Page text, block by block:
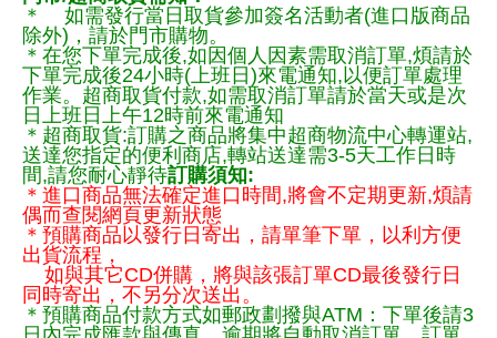
＊ 如需發行當日取貨參加簽名活動者(進口版商品
除外)，請於門市購物。
＊在您下單完成後,如因個人因素需取消訂單,煩請於
下單完成後24小時(上班日)來電通知,以便訂單處理
作業。超商取貨付款,如需取消訂單請於當天或是次
日上班日上午12時前來電通知
＊超商取貨:訂購之商品將集中超商物流中心轉運站,
送達您指定的便利商店,轉站送達需3-5天工作日時
間,請您耐心靜待訂購須知:
＊進口商品無法確定進口時間,將會不定期更新,煩請
偶而查閱網頁更新狀態
＊預購商品以發行日寄出，請單筆下單，以利方便
出貨流程，
如與其它CD併購，將與該張訂單CD最後發行日
同時寄出，不另分次送出。
＊預購商品付款方式如郵政劃撥與ATM：下單後請3